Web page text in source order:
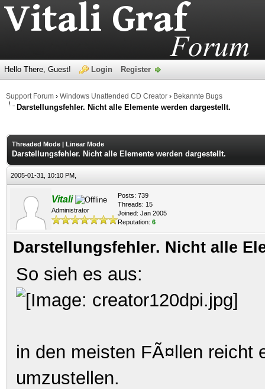
Hello There, Guest! Login Register
Support Forum › Windows Unattended CD Creator › Bekannte Bugs
Darstellungsfehler. Nicht alle Elemente werden dargestellt.
Threaded Mode | Linear Mode
Darstellungsfehler. Nicht alle Elemente werden dargestellt.
2005-01-31, 10:10 PM,
Vitali
Administrator
Posts: 739
Threads: 15
Joined: Jan 2005
Reputation: 6
Darstellungsfehler. Nicht alle
So sieh es aus:
in den meisten FÃ¤llen reicht
umzustellen.